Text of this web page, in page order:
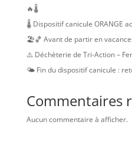
🔥🌡️
🌡️ Dispositif canicule ORANGE
🏖️🏀 Avant de partir en
⚠️ Déchèterie de Tri-Action –
🌤️ Fin du dispositif canicule :
Commentaires
Aucun commentaire à afficher.